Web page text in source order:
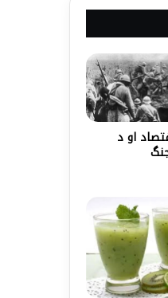
او د